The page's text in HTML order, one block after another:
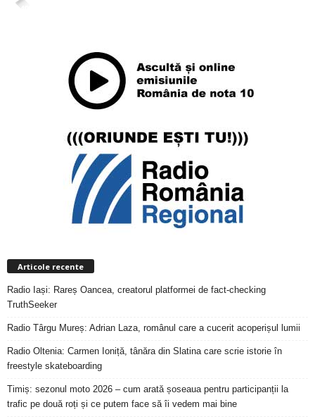
4,400
Articole recente
Radio Iași: Rareș Oancea, creatorul platformei de fact-checking
TruthSeeker
Radio Târgu Mureș: Adrian Laza, românul care a cucerit acoperișul lumii
Radio Oltenia: Carmen Ioniță, tânăra din Slatina care scrie istorie în
freestyle skateboarding
Timiș: sezonul moto 2026 – cum arată șoseaua pentru participanții la
trafic pe două roți și ce putem face să îi vedem mai bine